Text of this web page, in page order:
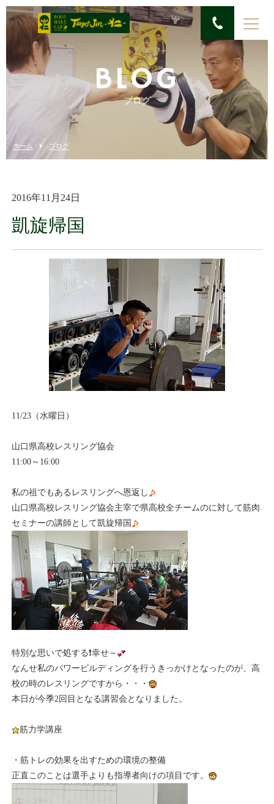
BLOG
ブログ
ホーム ブログ
2016年11月24日
凱旋帰国
11/23（水曜日）
山口県高校レスリング協会
11:00～16:00
私の祖でもあるレスリングへ恩返し
山口県高校レスリング協会主宰で県高校全チームのに対して筋肉
セミナーの講師として凱旋帰国
特別な思いで処する❗幸せ～
なんせ私のパワービルディングを行うきっかけとなったのが、高
校の時のレスリングですから・・・
本日が今季2回目となる講習会となりました。
筋力学講座
・筋トレの効果を出すための環境の整備
正直このことは選手よりも指導者向けの項目です。